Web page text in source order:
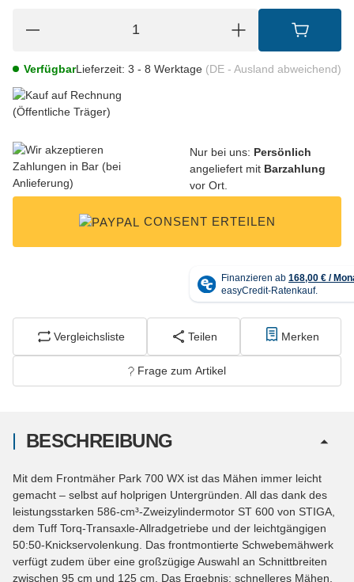
VerfügbarLieferzeit: 3 - 8 Werktage (DE - Ausland abweichend)
Nur bei uns: Persönlich
angeliefert mit Barzahlung
vor Ort.
CONSENT ERTEILEN
Vergleichsliste Teilen Merken
Frage zum Artikel
BESCHREIBUNG
Mit dem Frontmäher Park 700 WX ist das Mähen immer leicht
gemacht – selbst auf holprigen Untergründen. All das dank des
leistungsstarken 586-cm³-Zweizylindermotor ST 600 von STIGA,
dem Tuff Torq-Transaxle-Allradgetriebe und der leichtgängigen
50:50-Knickservolenkung. Das frontmontierte Schwebemähwerk
verfügt zudem über eine großzügige Auswahl an Schnittbreiten
zwischen 95 cm und 125 cm. Das Ergebnis: schnelleres Mähen,